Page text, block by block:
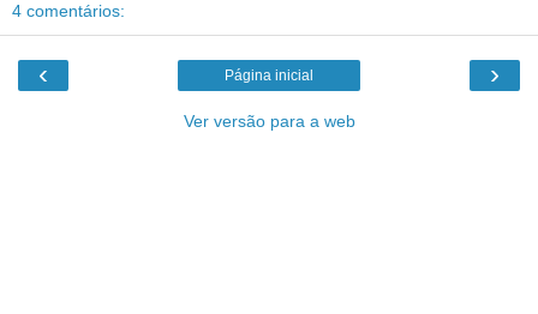
4 comentários:
‹ ›
Página inicial
Ver versão para a web